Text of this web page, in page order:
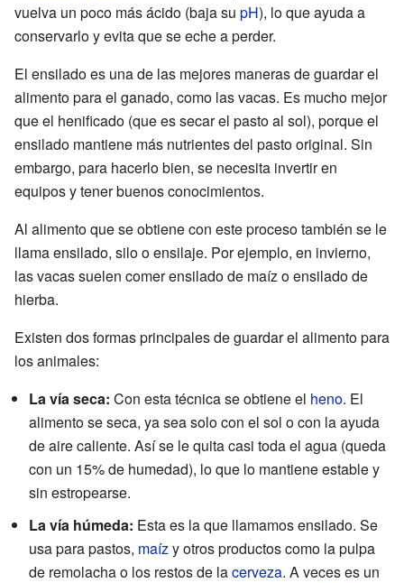
vuelva un poco más ácido (baja su pH), lo que ayuda a
conservarlo y evita que se eche a perder.
El ensilado es una de las mejores maneras de guardar el
alimento para el ganado, como las vacas. Es mucho mejor
que el henificado (que es secar el pasto al sol), porque el
ensilado mantiene más nutrientes del pasto original. Sin
embargo, para hacerlo bien, se necesita invertir en
equipos y tener buenos conocimientos.
Al alimento que se obtiene con este proceso también se le
llama ensilado, silo o ensilaje. Por ejemplo, en invierno,
las vacas suelen comer ensilado de maíz o ensilado de
hierba.
Existen dos formas principales de guardar el alimento para
los animales:
La vía seca: Con esta técnica se obtiene el heno. El
alimento se seca, ya sea solo con el sol o con la ayuda
de aire caliente. Así se le quita casi toda el agua (queda
con un 15% de humedad), lo que lo mantiene estable y
sin estropearse.
La vía húmeda: Esta es la que llamamos ensilado. Se
usa para pastos, maízy otros productos como la pulpa
de remolacha o los restos de lacerveza. A veces es un